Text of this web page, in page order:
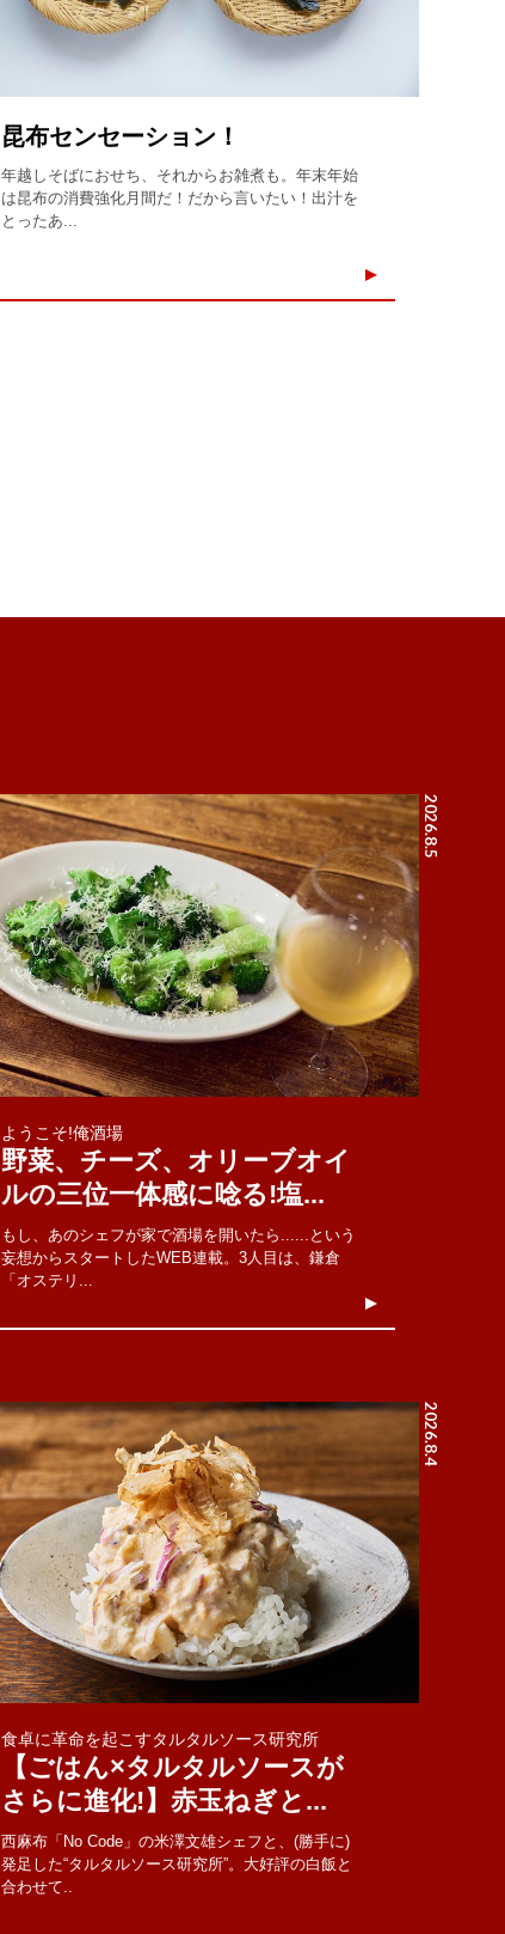
昆布センセーション！
年越しそばにおせち、それからお雑煮も。年末年始
は昆布の消費強化月間だ！だから言いたい！出汁を
とったあ...
2026.8.5
ようこそ!俺酒場
野菜、チーズ、オリーブオイ
ルの三位一体感に唸る!塩...
もし、あのシェフが家で酒場を開いたら......という
妄想からスタートしたWEB連載。3人目は、鎌倉
「オステリ...
2026.8.4
食卓に革命を起こすタルタルソース研究所
【ごはん×タルタルソースが
さらに進化!】赤玉ねぎと...
西麻布「No Code」の米澤文雄シェフと、(勝手に)
発足した“タルタルソース研究所”。大好評の白飯と
合わせて..